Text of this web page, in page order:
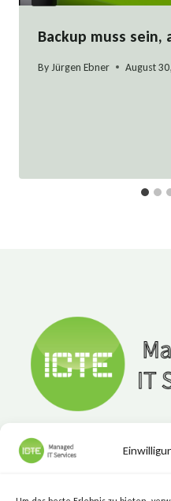
Backup muss sein,
ByJürgen Ebner August
ICTE -